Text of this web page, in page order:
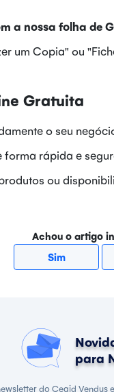
a nossa folha de
um Copia" ou
Gratuita
o seu
rápida e
ou
Achou o artigo
Sim
para
do Cegid Vendus